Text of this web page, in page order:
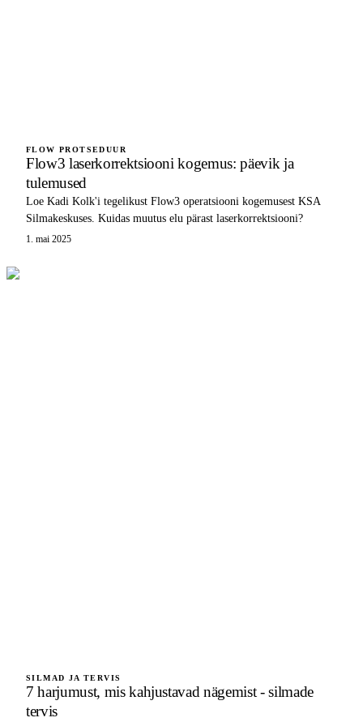
FLOW PROTSEDUUR
Flow3 laserkorrektsiooni kogemus: päevik ja
tulemused
Loe Kadi Kolk'i tegelikust Flow3 operatsiooni kogemusest KSA
Silmakeskuses. Kuidas muutus elu pärast laserkorrektsiooni?
1. mai 2025
SILMAD JA TERVIS
7 harjumust, mis kahjustavad nägemist - silmade
tervis